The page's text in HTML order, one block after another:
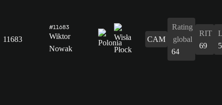
11683
#11683
Wiktor
Nowak
CAM
Rating
global
64
RIT
69